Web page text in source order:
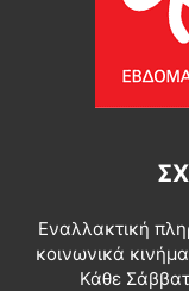
Εναλλακτική
κοινωνικά
Κάθε